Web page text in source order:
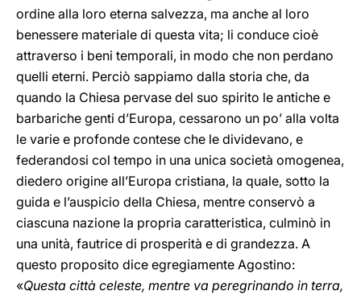
ordine alla loro eterna salvezza, ma anche al loro
benessere materiale di questa vita; li conduce cioè
attraverso i beni temporali, in modo che non perdano
quelli eterni. Perciò sappiamo dalla storia che, da
quando la Chiesa pervase del suo spirito le antiche e
barbariche genti d’Europa, cessarono un po’ alla volta
le varie e profonde contese che le dividevano, e
federandosi col tempo in una unica società omogenea,
diedero origine all’Europa cristiana, la quale, sotto la
guida e l’auspicio della Chiesa, mentre conservò a
ciascuna nazione la propria caratteristica, culminò in
una unità, fautrice di prosperità e di grandezza. A
questo proposito dice egregiamente Agostino:
«Questa città celeste, mentre va peregrinando in terra,